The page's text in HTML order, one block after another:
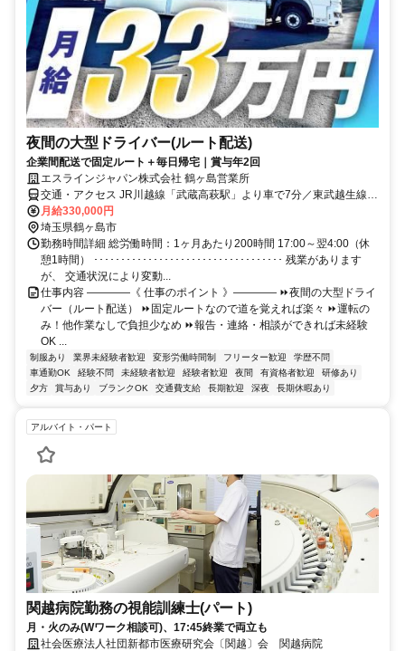
夜間の大型ドライバー(ルート配送)
企業間配送で固定ルート＋毎日帰宅｜賞与年2回
エスラインジャパン株式会社 鶴ヶ島営業所
交通・アクセス JR川越線「武蔵高萩駅」より車で7分／東武越生線
「西大家駅」より車で7分 ＜車通勤OK・鶴ヶ島にある車庫＞
月給330,000円
埼玉県鶴ヶ島市
勤務時間詳細 総労働時間：1ヶ月あたり200時間 17:00～翌4:00（休
憩1時間） ･･･････････････････････････････････ 残業があります
が、 交通状況により変動...
仕事内容 ――――《 仕事のポイント 》―――― ⏩夜間の大型ドライ
バー（ルート配送） ⏩固定ルートなので道を覚えれば楽々 ⏩運転の
み！他作業なしで負担少なめ ⏩報告・連絡・相談ができれば未経験
OK ...
制服あり 業界未経験者歓迎 変形労働時間制 フリーター歓迎
学歴不問
車通勤OK
経験不問 未経験者歓迎 経験者歓迎 夜間 有資格者歓迎
研修あり
夕方
賞与あり ブランクOK 交通費支給 長期歓迎 深夜 長期休暇あり
アルバイト・パート
関越病院勤務の視能訓練士(パート)
月・火のみ(Wワーク相談可)、17:45終業で両立も
社会医療法人社団新都市医療研究会〔関越〕会 関越病院